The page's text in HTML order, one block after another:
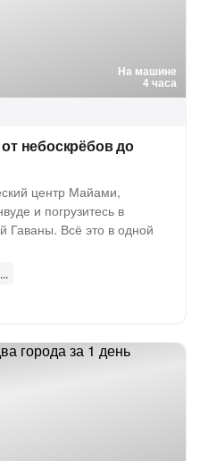
На машине
4 часа
небоскрёбов до
центр Майами,
и погрузитесь в
Гаваны. Всё это в одной